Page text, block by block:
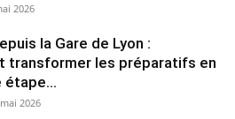
2026
la Gare de Lyon :
transformer les préparatifs en
étape...
2026